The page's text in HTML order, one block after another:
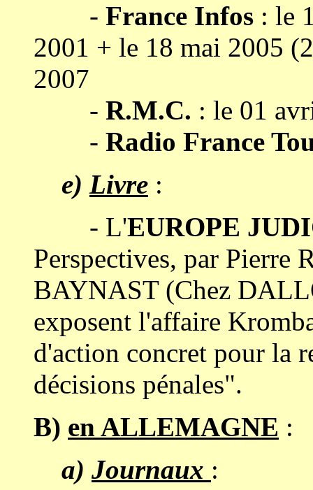
- France Infos : le
2001 + le 18 mai 2005
2007
- R.M.C. : le 01
- Radio France
e) Livre :
- L'EUROPE
Perspectives, par Pierre
BAYNAST (Chez
exposent l'affaire
d'action concret pour la
décisions pénales".
B) en ALLEMAGNE :
a) Journaux :